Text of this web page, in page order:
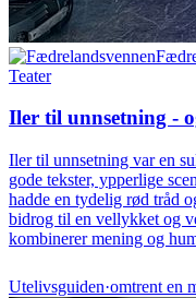
Teater
Iler til unnsetning -
Iler til unnsetning var en
gode tekster, ypperlige
hadde en tydelig rød tråd
bidrog til en vellykket og
kombinerer mening og
Utelivsguiden·omtrent en